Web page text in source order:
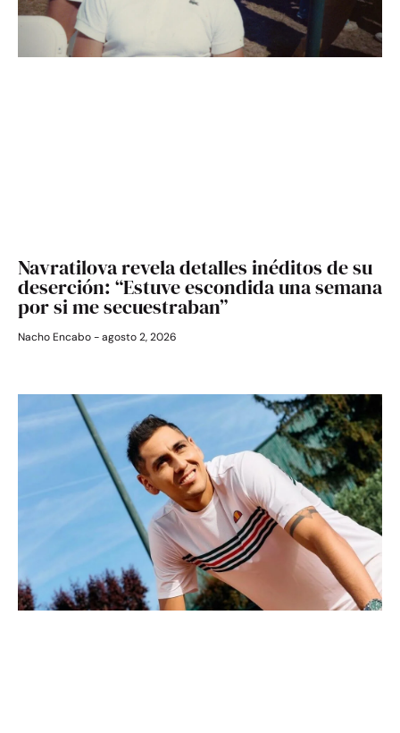
Navratilova revela detalles inéditos de su
deserción: “Estuve escondida una semana
por si me secuestraban”
Nacho Encabo agosto 2, 2026